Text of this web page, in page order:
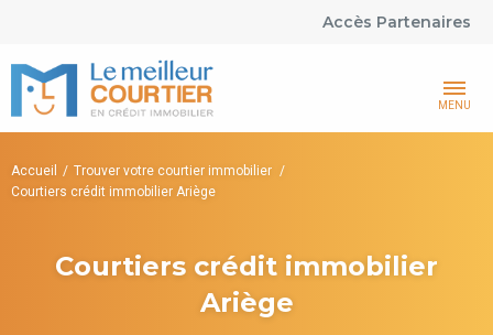
Accès Partenaires
MENU
Accueil
Trouver votre courtier immobilier
Courtiers crédit immobilier Ariège
Courtiers crédit immobilier
Ariège